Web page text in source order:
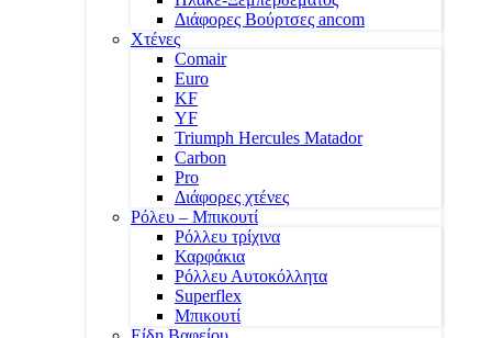
Διάφορες Βούρτσες ancom
Χτένες
Comair
Euro
KF
YF
Triumph Hercules Matador
Carbon
Pro
Διάφορες χτένες
Ρόλευ – Μπικουτί
Ρόλλευ τρίχινα
Καρφάκια
Ρόλλευ Αυτοκόλλητα
Superflex
Μπικουτί